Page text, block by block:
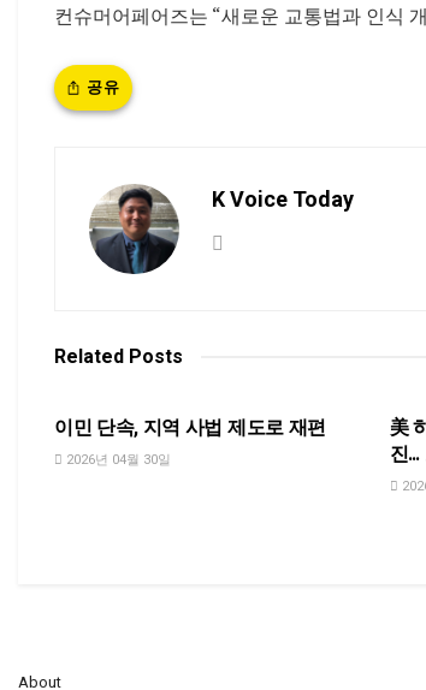
컨슈머어페어즈는 “새로운 교통법과 인식
공유
K Voice Today
Related Posts
이민 단속, 지역 사법 제도로 재편
2026년 04월 30일
美
진…
About